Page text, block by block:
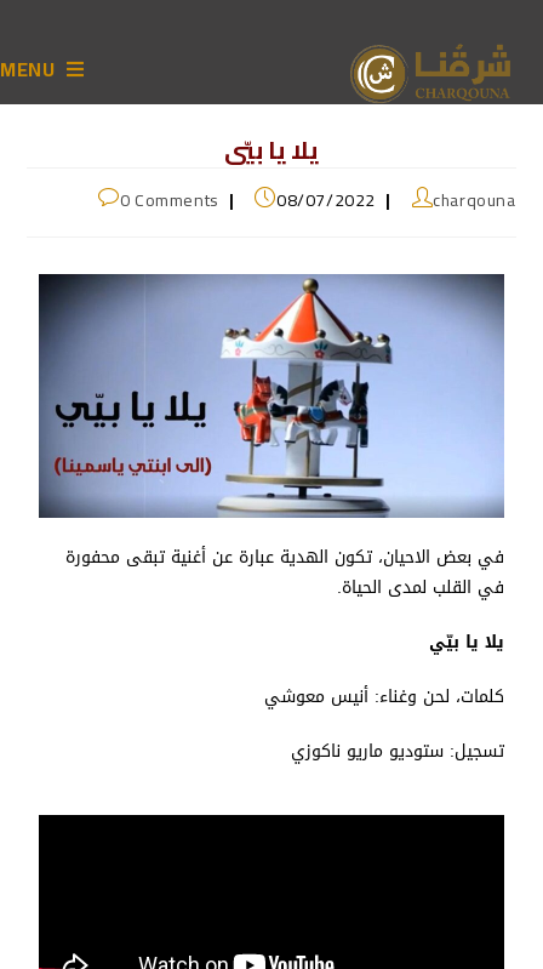
MENU
يلا يا بيّي
charqouna
08/07/2022
0 Comments
في بعض الاحيان، تكون الهدية عبارة عن أغنية تبقى محفورة
في القلب لمدى الحياة.
يلا يا بيّي
كلمات، لحن وغناء: أنيس معوشي
تسجيل: ستوديو ماريو ناكوزي